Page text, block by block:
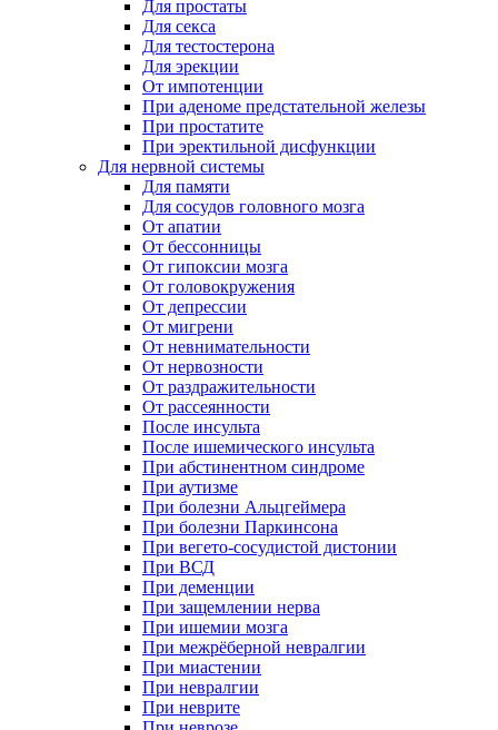
Для простаты
Для секса
Для тестостерона
Для эрекции
От импотенции
При аденоме предстательной железы
При простатите
При эректильной дисфункции
Для нервной системы
Для памяти
Для сосудов головного мозга
От апатии
От бессонницы
От гипоксии мозга
От головокружения
От депрессии
От мигрени
От невнимательности
От нервозности
От раздражительности
От рассеянности
После инсульта
После ишемического инсульта
При абстинентном синдроме
При аутизме
При болезни Альцгеймера
При болезни Паркинсона
При вегето-сосудистой дистонии
При ВСД
При деменции
При защемлении нерва
При ишемии мозга
При межрёберной невралгии
При миастении
При невралгии
При неврите